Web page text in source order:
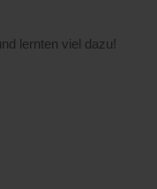
lernten viel dazu!